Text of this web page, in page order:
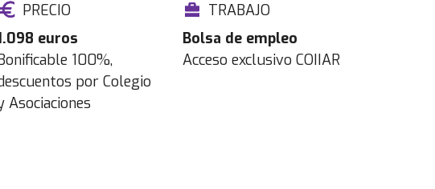
PRECIO
euros
100%,
por Colegio
Asociaciones
TRABAJO
Bolsa de empleo
Acceso exclusivo COIIAR